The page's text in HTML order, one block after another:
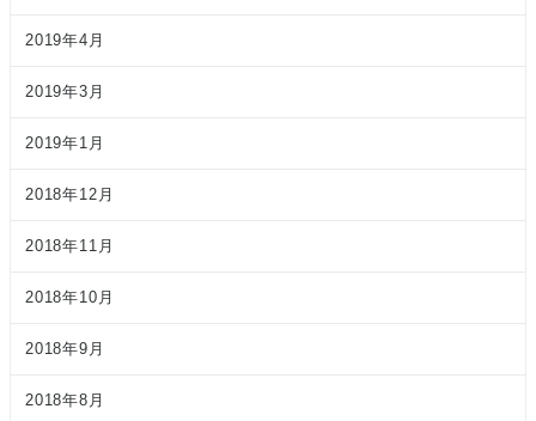
2019年4月
2019年3月
2019年1月
2018年12月
2018年11月
2018年10月
2018年9月
2018年8月